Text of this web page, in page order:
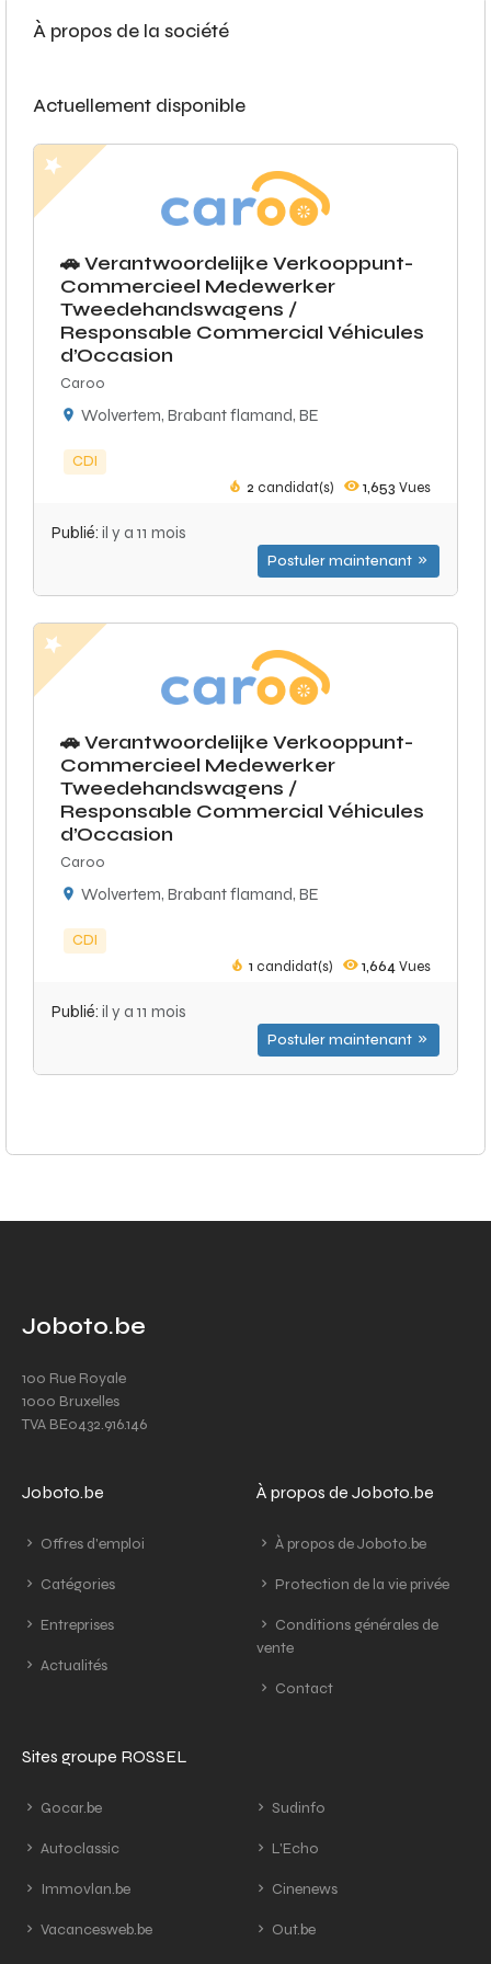
À propos de la société
Actuellement disponible
🚗 Verantwoordelijke Verkooppunt-
Commercieel Medewerker
Tweedehandswagens /
Responsable Commercial Véhicules
d’Occasion
Caroo
Wolvertem, Brabant flamand, BE
CDI
2 candidat(s) 1,653 Vues
Publié: il y a 11 mois
Postuler maintenant
🚗 Verantwoordelijke Verkooppunt-
Commercieel Medewerker
Tweedehandswagens /
Responsable Commercial Véhicules
d’Occasion
Caroo
Wolvertem, Brabant flamand, BE
CDI
1 candidat(s) 1,664Vues
Publié: il y a 11 mois
Postuler maintenant
Joboto.be
100 Rue Royale
1000 Bruxelles
TVA BE0432.916.146
Joboto.be
Offres d'emploi
Catégories
Entreprises
Actualités
À propos de Joboto.be
À propos de Joboto.be
Protection de la vie privée
Conditions générales de
vente
Contact
Sites groupe ROSSEL
Gocar.be
Autoclassic
Immovlan.be
Vacancesweb.be
Sudinfo
L'Echo
Cinenews
Out.be